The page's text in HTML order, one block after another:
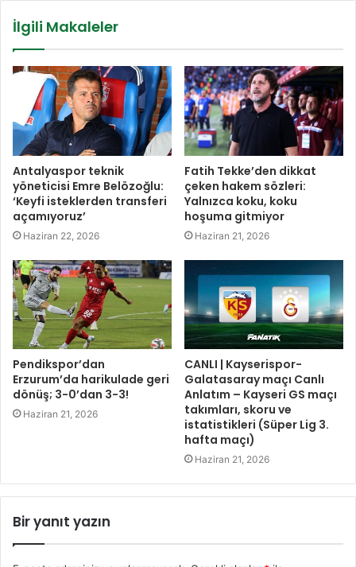
İlgili Makaleler
Antalyaspor teknik
yöneticisi Emre Belözoğlu:
‘Keyfi isteklerden transferi
açamıyoruz’
Haziran 22, 2026
Fatih Tekke’den dikkat
çeken hakem sözleri:
Yalnızca koku, koku
hoşuma gitmiyor
Haziran 21, 2026
Pendikspor’dan
Erzurum’da harikulade geri
dönüş; 3-0’dan 3-3!
Haziran 21, 2026
CANLI | Kayserispor-
Galatasaray maçı Canlı
Anlatım – Kayseri GS maçı
takımları, skoru ve
istatistikleri (Süper Lig 3.
hafta maçı)
Haziran 21, 2026
Bir yanıt yazın